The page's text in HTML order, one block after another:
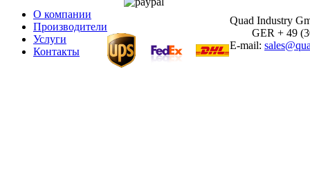
О компании
Производители
Услуги
Контакты
Quad Industry
GER + 49
E-mail: